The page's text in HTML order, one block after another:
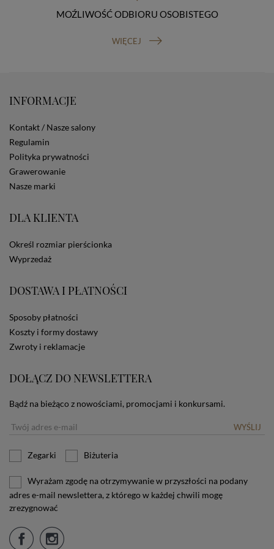
prawo do cofnięcia zgody na przetwarzanie danych
przetwarzanie danych w dowolnym momencie;
cofnięcie zgody nie ma wpływu na zgodność z prawem
Informacja o dobrowolności podania danych
Podanie przez Ciebie danych jest dobrowolne. Jeżeli
zawartości naszej strony
Zautomatyzowane podejmowanie decyzji
Na stronie Sklepu są wykorzystywane pliki cookies.
Stosowane są one w celach zapewnienia maksymalnej
przy korzystaniu ze Sklepu (zapamiętywanie
anonimowych danych dla celów reklamowych i
ze Sklepu bez zmiany ustawień w przeglądarce
dotyczących cookies oznacza, że będą one
użytkownika. Jeżeli użytkownik nie wyraża zgody na
stosowanie plików cookies powinien zmienić
informacji o plikach cookies.
MOŹLIWOŚĆ ODBIORU OSOBISTEGO
WIĘCEJ
INFORMACJE
Kontakt / Nasze salony
Regulamin
Polityka prywatności
Grawerowanie
Nasze marki
DLA KLIENTA
Określ rozmiar pierścionka
Wyprzedaż
DOSTAWA I PŁATNOŚCI
Sposoby płatności
Koszty i formy dostawy
Zwroty i reklamacje
DOŁĄCZ DO NEWSLETTERA
Bądź na bieżąco z nowościami, promocjami i konkursami.
WYŚLIJ
Zegarki Biżuteria
Wyrażam zgodę na otrzymywanie w przyszłości na podany
adres e-mail newslettera, z którego w każdej chwili mogę
zrezygnować